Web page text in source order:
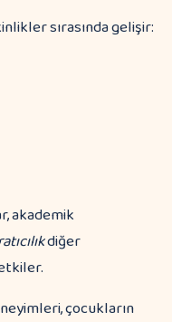
sırasında gelişir:
akademik
diğer
çocukların